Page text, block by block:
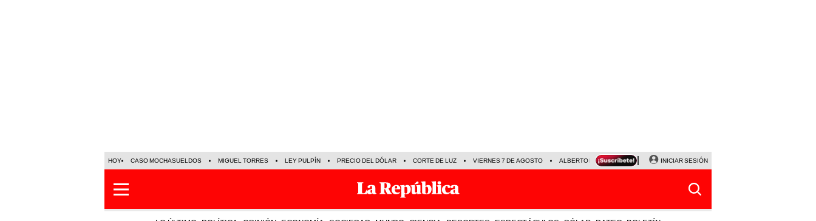
HOY CASO MOCHASUELDOS MIGUEL TORRES LEY PULPÍN PRECIO DEL DÓLAR CORTE DE LUZ VIERNES 7 DE AGOSTO ALBERTO BENAVIDES NALDY SALDAÑA
INICIAR SESIÓN